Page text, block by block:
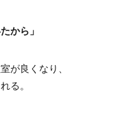
から」
が良くなり、
る。